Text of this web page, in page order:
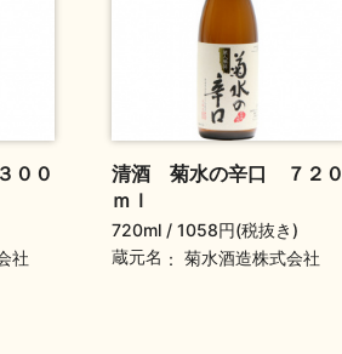
００
社
清酒 菊水の辛口 ７２０
ｍｌ
720ml
1058円(税抜き)
蔵元名
菊水酒造株式会社